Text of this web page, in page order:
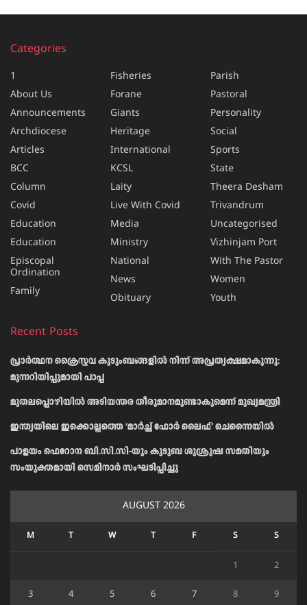
Categories
1
About Us
Announcements
Archdiocese
Articles
BCC
Column
Covid
Education
Education
Episcopal
Ordination
Family
Fisheries
Forane
Giants
Heritage
International
KCSL
Laity
Live With Covid
Media
Ministry
National
News
Obituary
Parish
Pastoral
Personality
Social
Sports
State
Theera Desham
Trivandrum
Uncategorised
Vizhinjam Port
With The Pastor
Women
Youth
Recent Posts
പ്രാര്‍ത്ഥന ക്രൈസ്തവ കുടുംബങ്ങളില്‍ നിന്ന് അപ്രത്യക്ഷമാകുന്നു:
മുന്നറിയിപ്പുമായി പാപ്പ
മുതലപ്പൊഴിയിൽ അടിയന്തര തീരുമാനമുണ്ടാകുമെന്ന് മുഖ്യമന്ത്രി
ഇന്ത്യയിലെ ഇക്കൊല്ലത്തെ ‘മാർച്ച് ഫോർ ലൈഫ്’ ചെന്നൈയിൽ
പാളയം ഫെറോന ബി.സി.സി-യും കുടുബ ശുശ്രൂഷ സമതിയും
സംയുക്തമായി സെമിനാർ സംഘടിപ്പിച്ചു
AUGUST 2026
M T W T F S S
1 2
3 4 5 6 7 8 9